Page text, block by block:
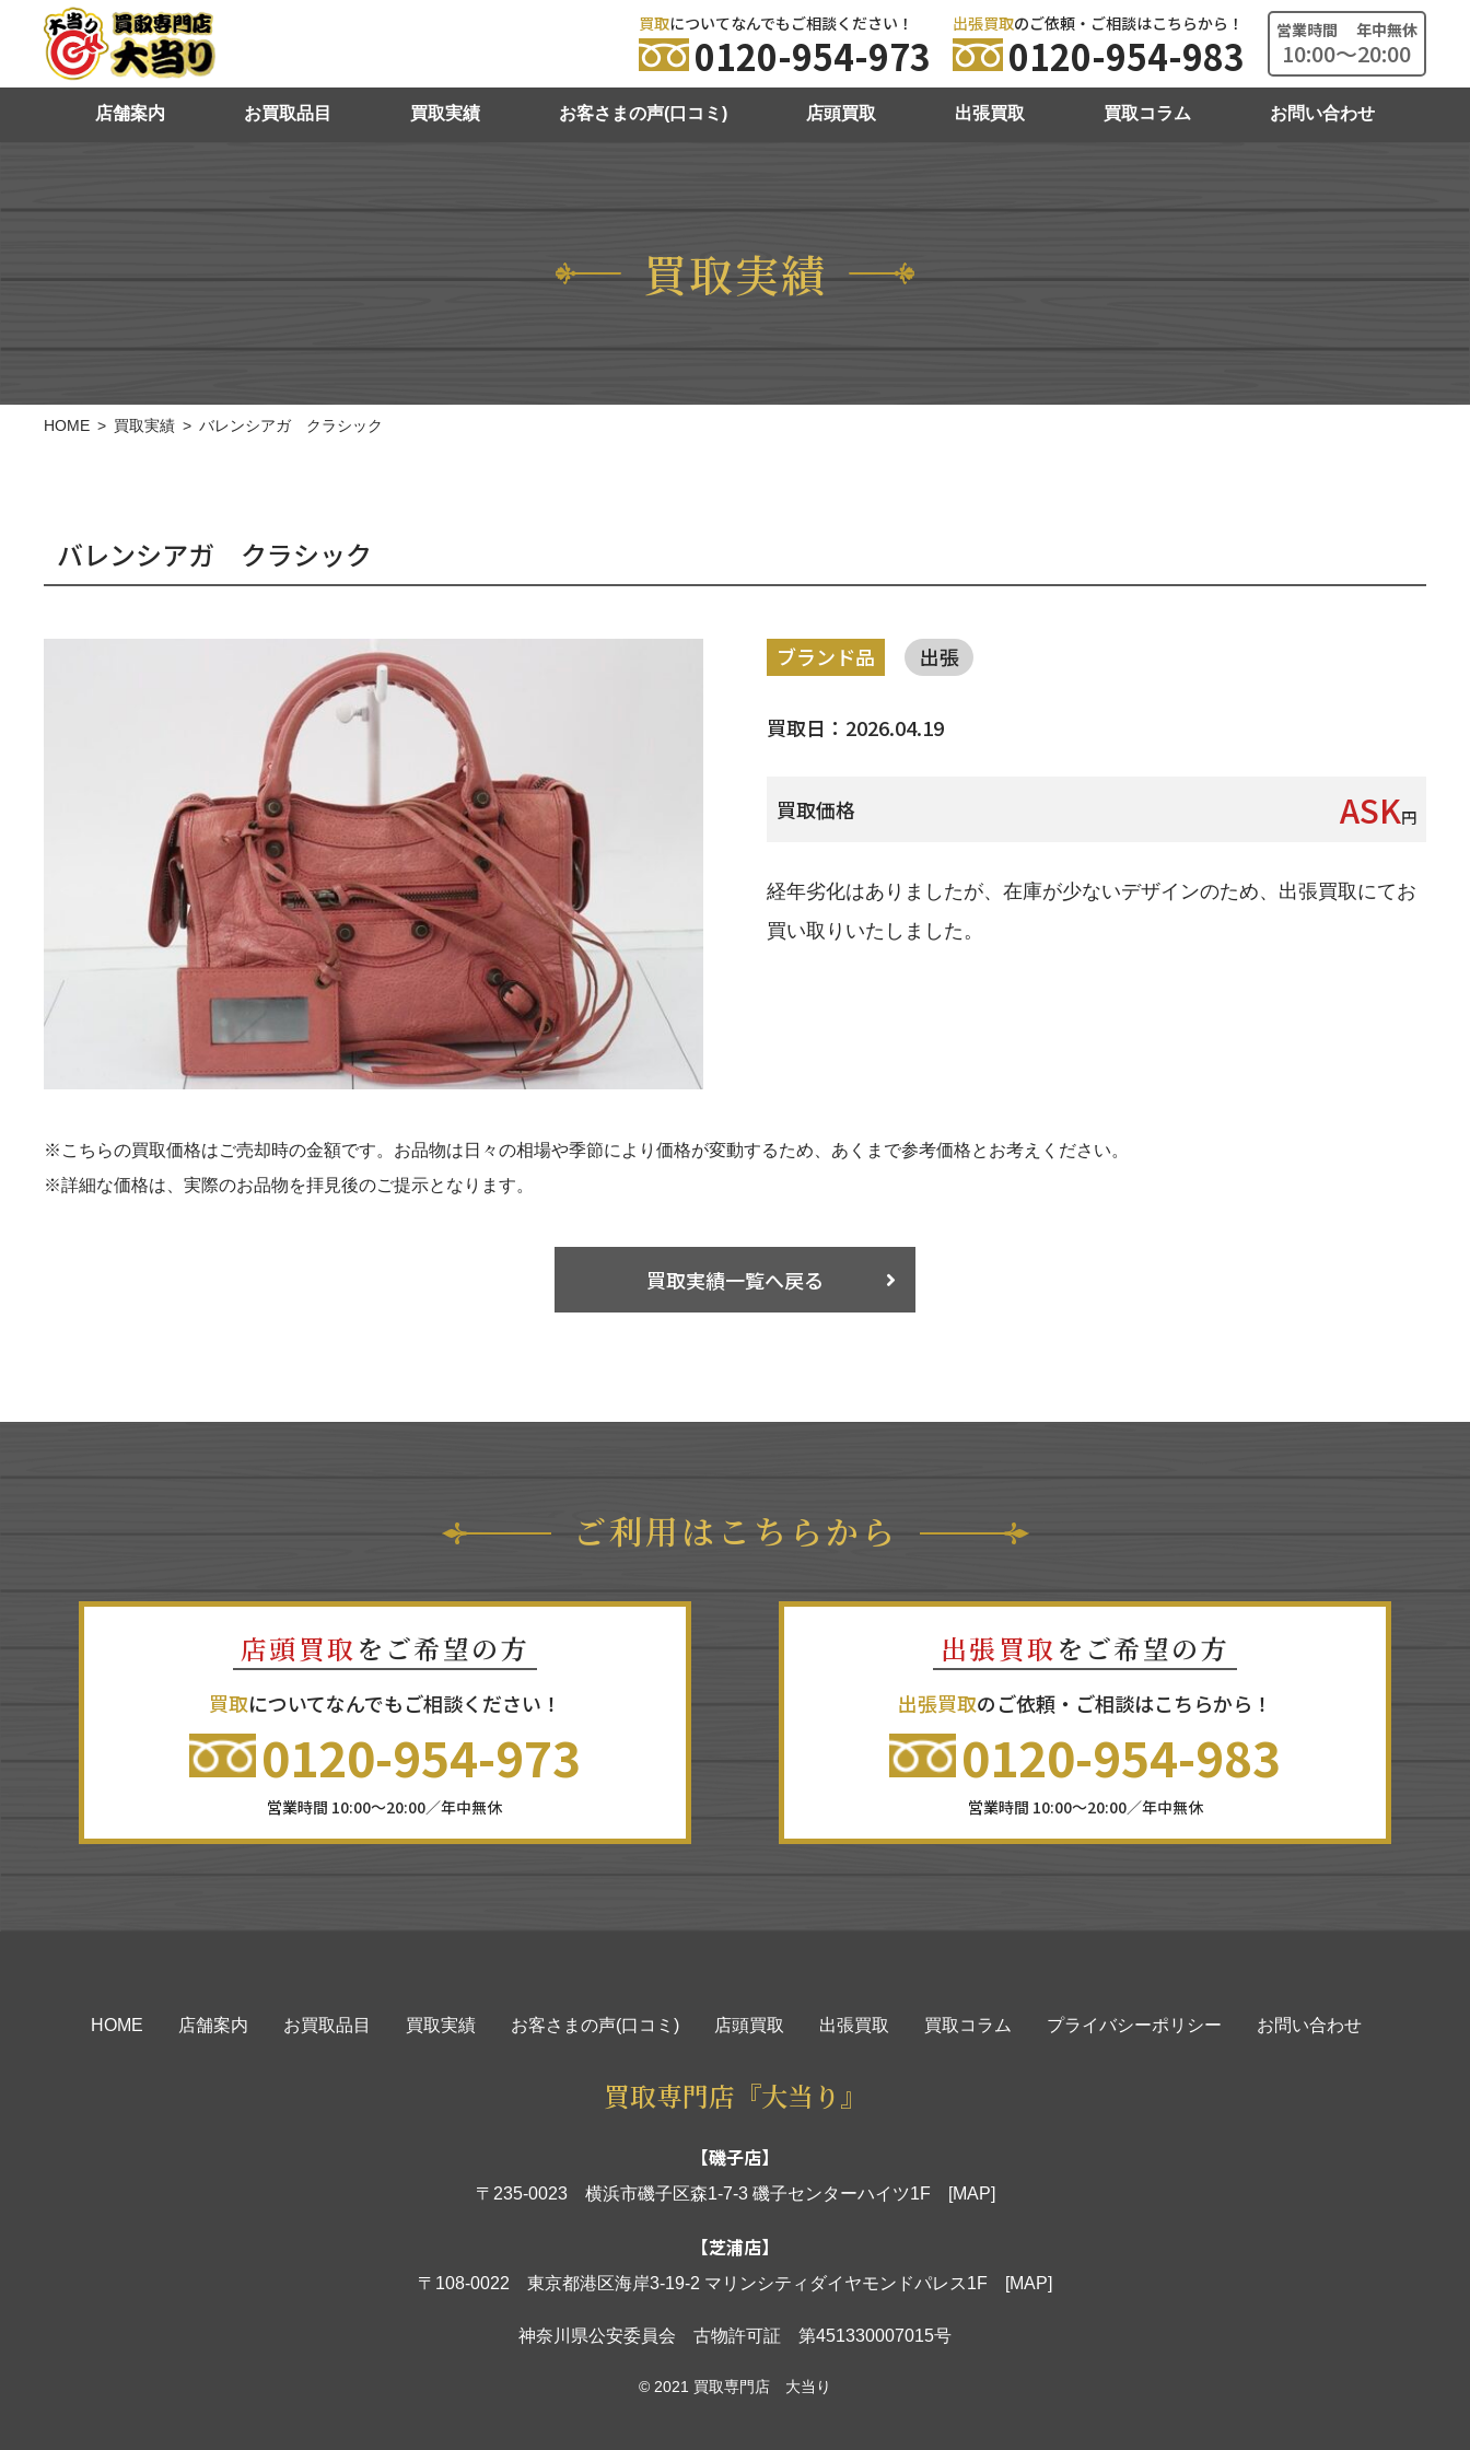
買取についてなんでもご相談ください！
0120-954-973
出張買取のご依頼・ご相談はこちらから！
0120-954-983
営業時間 年中無休
10:00～20:00
店舗案内 お買取品目 買取実績 お客さまの声(口コミ) 店頭買取 出張買取 買取コラム お問い合わせ
買取実績
HOME 買取実績 バレンシアガ クラシック
バレンシアガ クラシック
ブランド品 出張
買取日：2026.04.19
買取価格 ASK円
経年劣化はありましたが、在庫が少ないデザインのため、出張買取にてお
買い取りいたしました。
※こちらの買取価格はご売却時の金額です。お品物は日々の相場や季節により価格が変動するため、あくまで参考価格とお考えください。
※詳細な価格は、実際のお品物を拝見後のご提示となります。
買取実績一覧へ戻る
ご利用はこちらから
店頭買取をご希望の方
買取についてなんでもご相談ください！
0120-954-973
営業時間 10:00～20:00／年中無休
出張買取をご希望の方
出張買取のご依頼・ご相談はこちらから！
0120-954-983
営業時間 10:00～20:00／年中無休
HOME 店舗案内 お買取品目 買取実績 お客さまの声(口コミ) 店頭買取 出張買取 買取コラム プライバシーポリシー お問い合わせ
買取専門店『大当り』
【磯子店】
〒235-0023 横浜市磯子区森1-7-3 磯子センターハイツ1F [MAP]
【芝浦店】
〒108-0022 東京都港区海岸3-19-2 マリンシティダイヤモンドパレス1F [MAP]
神奈川県公安委員会 古物許可証 第451330007015号
© 2021 買取専門店 大当り